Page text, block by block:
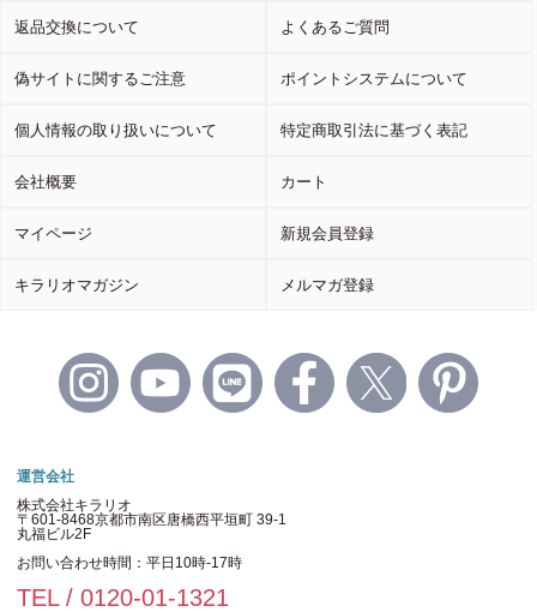
返品交換について よくあるご質問
偽サイトに関するご注意 ポイントシステムについて
個人情報の取り扱いについて 特定商取引法に基づく表記
会社概要 カート
マイページ 新規会員登録
キラリオマガジン メルマガ登録
運営会社
株式会社キラリオ
〒601-8468京都市南区唐橋西平垣町 39-1
丸福ビル2F
お問い合わせ時間：平日10時-17時
TEL / 0120-01-1321